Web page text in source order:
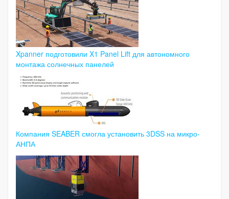
Xpanner подготовили X1 Panel Lift для автономного
монтажа солнечных панелей
Компания SEABER смогла установить 3DSS на микро-
АНПА